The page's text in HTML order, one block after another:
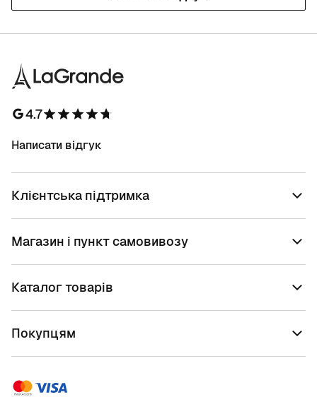
4.7
Написати відгук
Клієнтська підтримка
Магазин і пункт самовивозу
Каталог товарів
Покупцям